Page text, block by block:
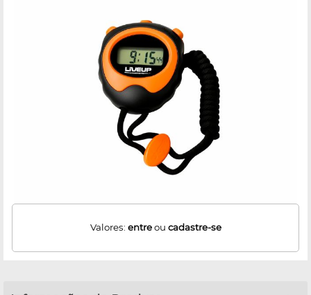
Valores: entreou cadastre-se